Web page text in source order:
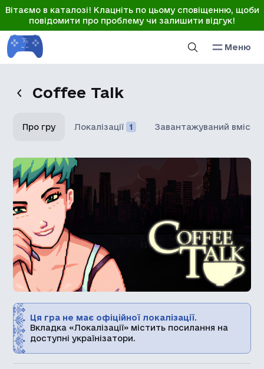
Вітаємо в каталозі! Клацніть по цьому сповіщенню, щоби
повідомити про проблему чи залишити відгук!
Меню
Coffee Talk
Про гру Локалізації 1 Завантажуваний вміст
Ця гра не має офіційної локалізації.
Вкладка «Локалізації» містить посилання на
доступні українізатори.